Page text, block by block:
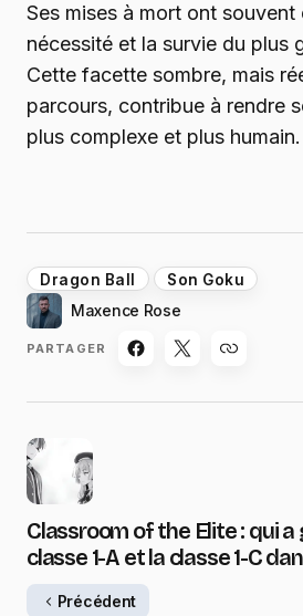
Ses mises à mort ont
nécessité et la survie du plus
Cette facette sombre, mais
parcours, contribue à rendre
plus complexe et plus humain.
Dragon Ball Son Goku
Maxence Rose
PARTAGER
Classroom of the Elite : qui
classe 1-A et la classe 1-C
Précédent